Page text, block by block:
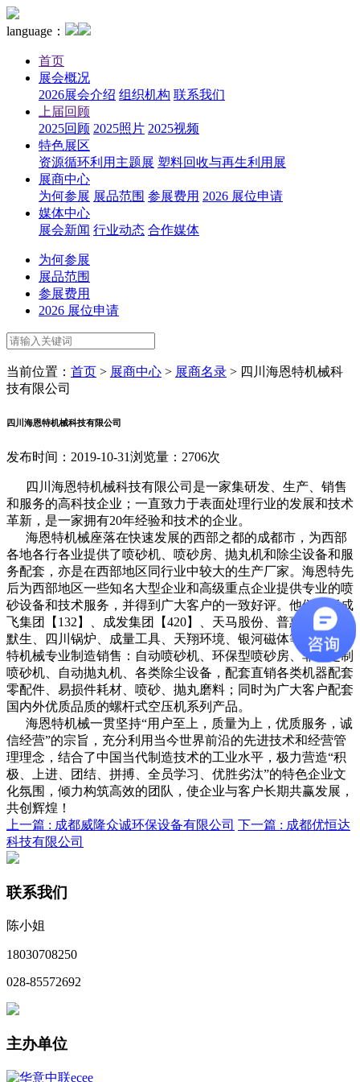
language：
首页
展会概况
2026展会介绍 组织机构 联系我们
上届回顾
2025回顾 2025照片 2025视频
特色展区
资源循环利用主题展 塑料回收与再生利用展
展商中心
为何参展 展品范围 参展费用 2026 展位申请
媒体中心
展会新闻 行业动态 合作媒体
为何参展
展品范围
参展费用
2026 展位申请
当前位置： 首页 > 展商中心 > 展商名录 > 四川海恩特机械科
技有限公司
四川海恩特机械科技有限公司
发布时间：2019-10-31浏览量：2706次
四川海恩特机械科技有限公司是一家集研发、生产、销售
和服务的高科技企业；一直致力于表面处理行业的发展和技术
革新，是一家拥有20年经验和技术的企业。
海恩特机械座落在快速发展的西部之都的成都市，为西部
各地各行各业提供了喷砂机、喷砂房、抛丸机和除尘设备和服
务配套，亦是在西部地区同行业中较大的生产厂家。海恩特先
后为西部地区一些知名大型企业和高级重点企业提供专业的喷
砂设备和技术服务，并得到广大客户的一致好评。他们包括成
飞集团【132】、成发集团【420】、天马股份、普惠艾特、艾
默生、四川锅炉、成量工具、天翔环境、银河磁体等......海恩
特机械专业制造销售：自动喷砂机、环保型喷砂房、非标定制
喷砂机、自动抛丸机、各类除尘设备，配套直销各类机器配套
零配件、易损件耗材、喷砂、抛丸磨料；同时为广大客户配套
国内外优质品质的螺杆式空压机系列产品。
海恩特机械一贯坚持“用户至上，质量为上，优质服务，诚
信经营”的宗旨，充分利用当今世界前沿的先进技术和经营管
理理念，结合了中国当代制造技术的工业水平，极力营造“积
极、上进、团结、拼搏、全员学习、优胜劣汰”的特色企业文
化氛围，倾力构筑高效的团队，使企业与客户长期共赢发展，
共创辉煌！
上一篇 : 成都威隆众诚环保设备有限公司 下一篇 : 成都优恒达
科技有限公司
联系我们
陈小姐
18030708250
028-85572692
主办单位